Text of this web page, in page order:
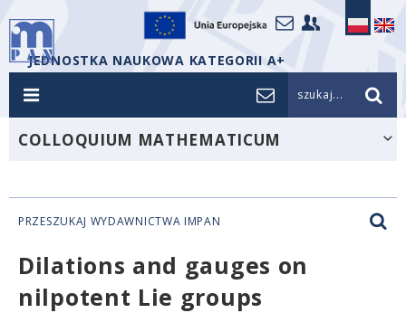
JEDNOSTKA NAUKOWA KATEGORII A+
szukaj...
COLLOQUIUM MATHEMATICUM
PRZESZUKAJ WYDAWNICTWA IMPAN
Dilations and gauges on
nilpotent Lie groups